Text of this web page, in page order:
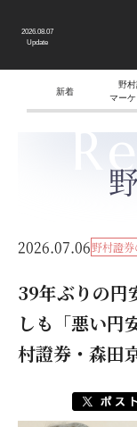
2026.08.07
Update
新着
野
マー
2026.07.06野村證
39年ぶりの
しも「悪い
村證券・森田